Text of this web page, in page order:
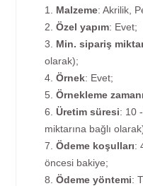
1. Malzeme: Akrilik,
2.Özel yapım: Evet;
3. Min. sipariş
olarak);
4.Örnek: Evet;
5. Örnekleme zamanı
6.Üretim süresi: 10
miktarına bağlı
7.Ödeme koşulları:
öncesi bakiye;
8.Ödeme yöntemi: